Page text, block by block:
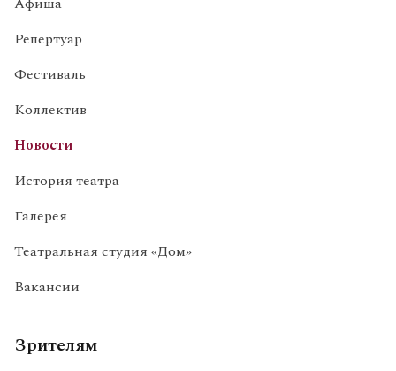
Репертуар
Фестиваль
Коллектив
Новости
История театра
Галерея
Театральная студия «Дом»
Вакансии
Зрителям